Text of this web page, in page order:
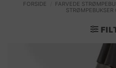
FORSIDE FARVEDE
STRØMPEBUKSER